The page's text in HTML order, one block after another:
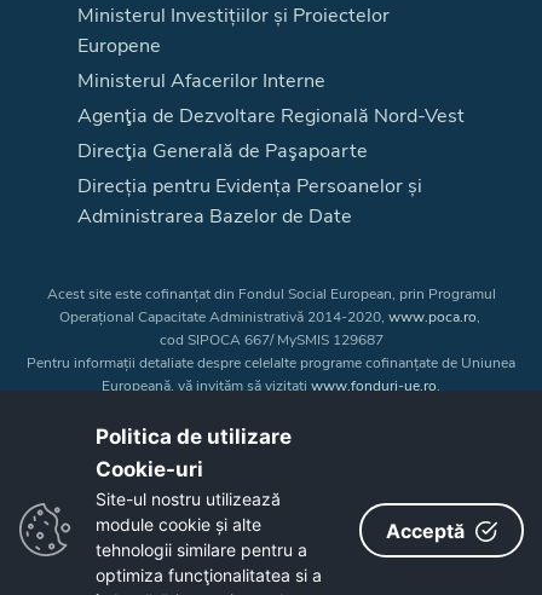
Ministerul Investițiilor și Proiectelor
Europene
Ministerul Afacerilor Interne
Agenţia de Dezvoltare Regională Nord-Vest
Direcţia Generală de Paşapoarte
Direcția pentru Evidența Persoanelor și
Administrarea Bazelor de Date
Acest site este cofinanțat din Fondul Social European, prin Programul
Operațional Capacitate Administrativă 2014-2020, www.poca.ro,
cod SIPOCA 667/ MySMIS 129687
Pentru informații detaliate despre celelalte programe cofinanțate de Uniunea
Europeană, vă invităm să vizitați www.fonduri-ue.ro.
a Uniunii Europene. Întreaga responsabilitate asupra
Copyright © 2026 - Consiliul Judeţean Bistrița-Năsăud
Politica de utilizare
Cookie-uri‎
Site-ul nostru utilizează
module cookie și alte
tehnologii similare pentru a
optimiza funcţionalitatea si a
Acceptă